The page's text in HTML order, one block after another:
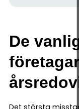
De